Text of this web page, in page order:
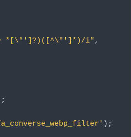
*[\"']?)([^\"']*)/i" ,
);